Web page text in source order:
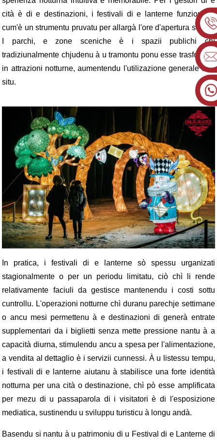
cità è di e destinazioni, i festivali di e lanterne funzionanu
cum'è un strumentu pruvatu per allargà l'ore d'apertura serale.
I parchi, e zone sceniche è i spazii publichi chì
tradiziunalmente chjudenu à u tramontu ponu esse trasformati
in attrazioni notturne, aumentendu l'utilizazione generale di u
situ.
In pratica, i festivali di e lanterne sò spessu urganizati
stagionalmente o per un periodu limitatu, ciò chì li rende
relativamente faciuli da gestisce mantenendu i costi sottu
cuntrollu. L'operazioni notturne chì duranu parechje settimane
o ancu mesi permettenu à e destinazioni di generà entrate
supplementari da i biglietti senza mette pressione nantu à a
capacità diurna, stimulendu ancu a spesa per l'alimentazione,
a vendita al dettaglio è i servizii cunnessi. À u listessu tempu,
i festivali di e lanterne aiutanu à stabilisce una forte identità
notturna per una cità o destinazione, chì pò esse amplificata
per mezu di u passaparola di i visitatori è di l'esposizione
mediatica, sustinendu u sviluppu turisticu à longu andà.
Basendu si nantu à u patrimoniu di u Festival di e Lanterne di